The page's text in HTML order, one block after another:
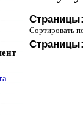
Страницы:
Сортировать
Страницы: